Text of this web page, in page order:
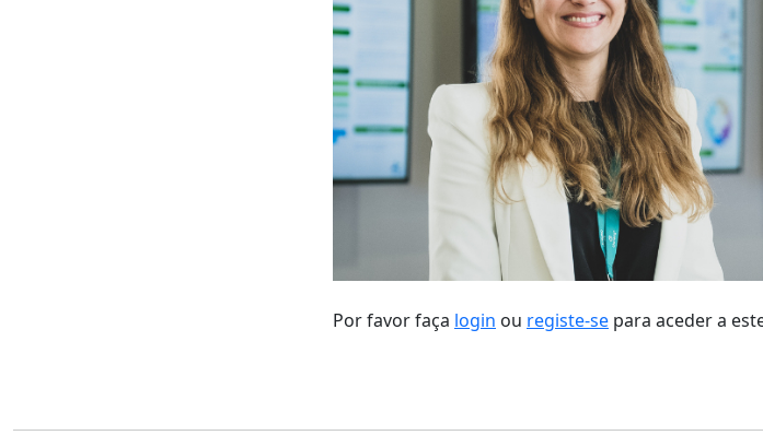
Por favor faça login ou registe-se para aceder a